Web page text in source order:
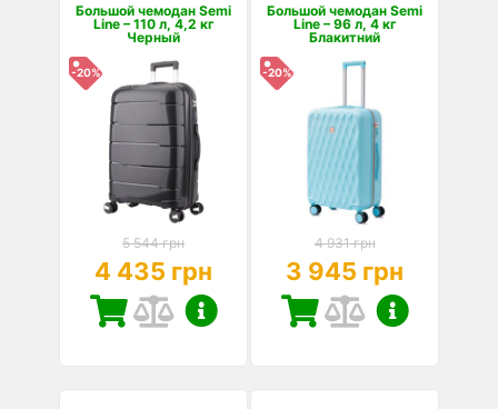
Большой чемодан Semi
Line – 110 л, 4,2 кг
Черный
-20%
5 544 грн
4 435 грн
Большой чемодан Semi
Line – 96 л, 4 кг
Блакитний
-20%
4 931 грн
3 945 грн